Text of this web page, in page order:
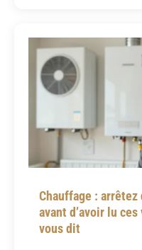
Chauffage :
avant d’avoir lu
vous dit